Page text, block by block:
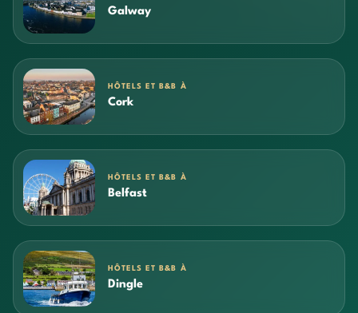
Galway
HÔTELS ET B&B À
Cork
HÔTELS ET B&B À
Belfast
HÔTELS ET B&B À
Dingle